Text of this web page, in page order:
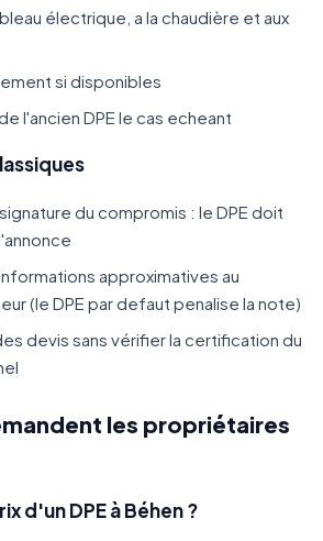
électrique, a la chaudière et aux
si disponibles
l'ancien DPE le cas echeant
du compromis : le DPE doit
approximatives au
(le DPE par defaut penalise la note)
devis sans vérifier la certification du
les propriétaires
d'un DPE à Béhen ?